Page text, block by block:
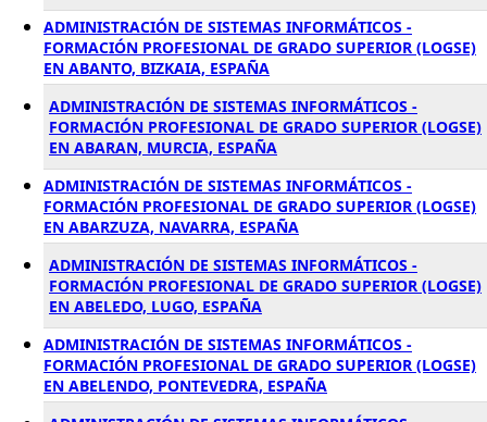
ADMINISTRACIÓN DE SISTEMAS INFORMÁTICOS -
FORMACIÓN PROFESIONAL DE GRADO SUPERIOR (LOGSE)
EN ABANTO, BIZKAIA, ESPAÑA
ADMINISTRACIÓN DE SISTEMAS INFORMÁTICOS -
FORMACIÓN PROFESIONAL DE GRADO SUPERIOR (LOGSE)
EN ABARAN, MURCIA, ESPAÑA
ADMINISTRACIÓN DE SISTEMAS INFORMÁTICOS -
FORMACIÓN PROFESIONAL DE GRADO SUPERIOR (LOGSE)
EN ABARZUZA, NAVARRA, ESPAÑA
ADMINISTRACIÓN DE SISTEMAS INFORMÁTICOS -
FORMACIÓN PROFESIONAL DE GRADO SUPERIOR (LOGSE)
EN ABELEDO, LUGO, ESPAÑA
ADMINISTRACIÓN DE SISTEMAS INFORMÁTICOS -
FORMACIÓN PROFESIONAL DE GRADO SUPERIOR (LOGSE)
EN ABELENDO, PONTEVEDRA, ESPAÑA